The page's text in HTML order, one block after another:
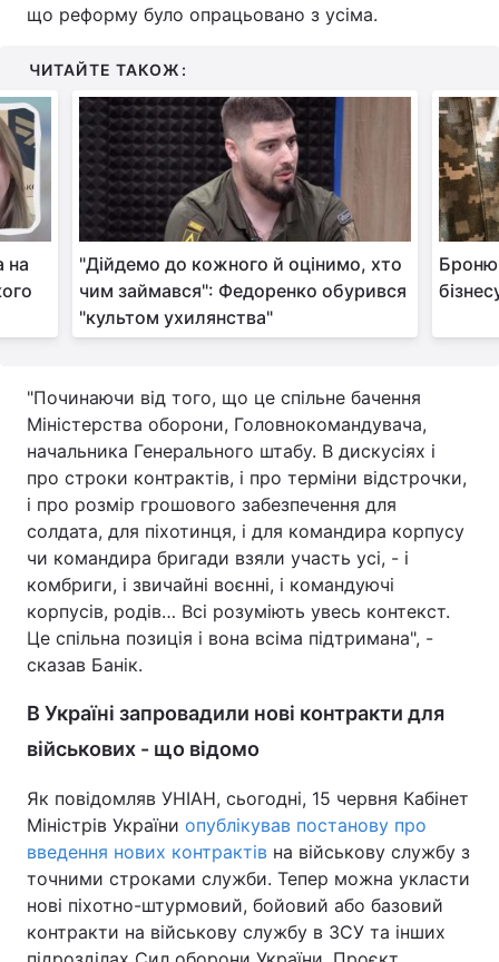
що реформу було опрацьовано з усіма.
ЧИТАЙТЕ ТАКОЖ:
на
"Дійдемо до кожного й оцінимо, хто
чим займався": Федоренко обурився
"культом ухилянства"
"Починаючи від того, що це спільне бачення
Міністерства оборони, Головнокомандувача,
начальника Генерального штабу. В дискусіях і
про строки контрактів, і про терміни відстрочки,
і про розмір грошового забезпечення для
солдата, для піхотинця, і для командира корпусу
чи командира бригади взяли участь усі, - і
комбриги, і звичайні воєнні, і командуючі
корпусів, родів… Всі розуміють увесь контекст.
Це спільна позиція і вона всіма підтримана", -
сказав Банік.
В Україні запровадили нові контракти для
військових - що відомо
Як повідомляв УНІАН, сьогодні, 15 червня Кабінет
Міністрів України опублікував постанову про
введення нових контрактів на військову службу з
точними строками служби. Тепер можна укласти
нові піхотно-штурмовий, бойовий або базовий
контракти на військову службу в ЗСУ та інших